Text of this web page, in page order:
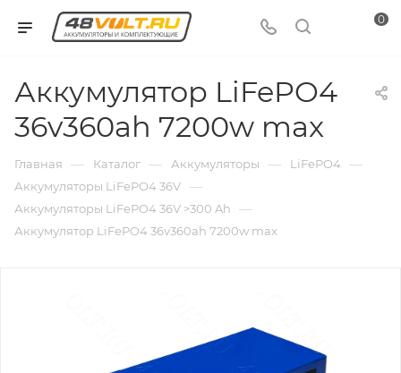
0
Аккумулятор LiFePO4
36v360ah 7200w max
Главная — Каталог — Аккумуляторы — LiFePO4 —
Аккумуляторы LiFePO4 36V —
Аккумуляторы LiFePO4 36V >300 Ah —
Аккумулятор LiFePO4 36v360ah 7200w max